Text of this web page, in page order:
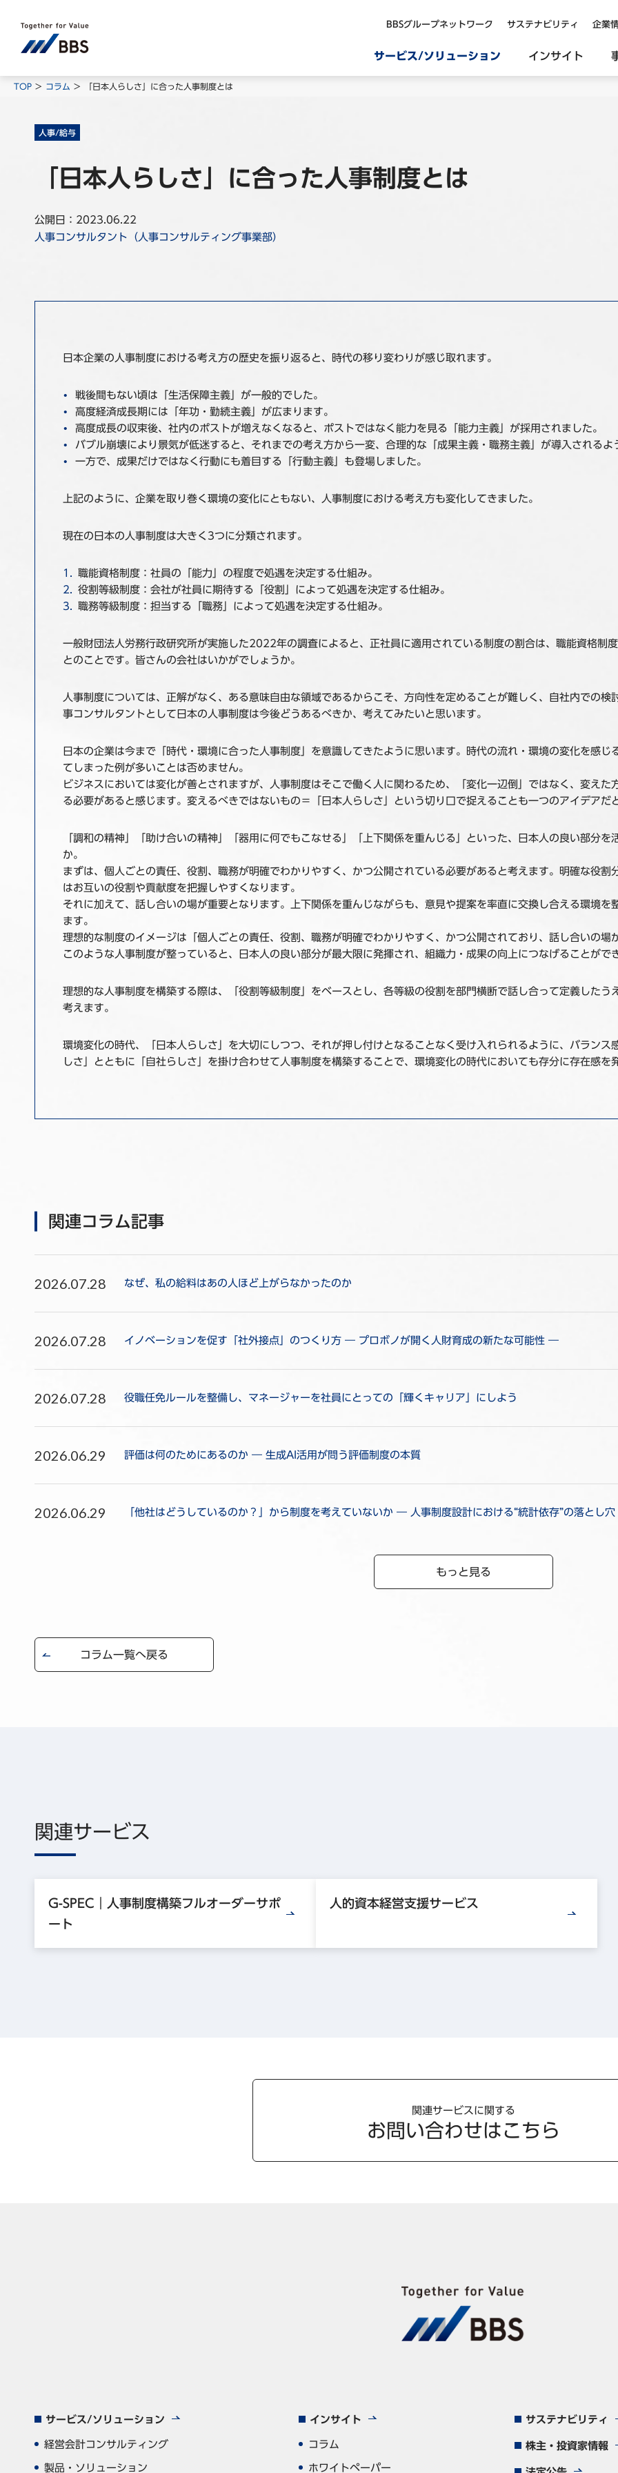
BBSグループネットワーク サステナビリティ 企業
サービス/ソリューション インサイト
TOP コラム 「日本人らしさ」に合った人事制度とは
人事/給与
「日本人らしさ」に合った人事制度とは
公開日：2023.06.22
人事コンサルタント（人事コンサルティング事業部）
日本企業の人事制度における考え方の歴史を振り返ると、時代の移り変わりが感じ取れます。
戦後間もない頃は「生活保障主義」が一般的でした。
高度経済成長期には「年功・勤続主義」が広まります。
高度成長の収束後、社内のポストが増えなくなると、ポストではなく能力を見る「能力主義」が採用されました。
バブル崩壊により景気が低迷すると、それまでの考え方から一変、合理的な「成果主義・職務主義」が導入されるよ
一方で、成果だけではなく行動にも着目する「行動主義」も登場しました。
上記のように、企業を取り巻く環境の変化にともない、人事制度における考え方も変化してきました。
現在の日本の人事制度は大きく3つに分類されます。
職能資格制度：社員の「能力」の程度で処遇を決定する仕組み。
役割等級制度：会社が社員に期待する「役割」によって処遇を決定する仕組み。
職務等級制度：担当する「職務」によって処遇を決定する仕組み。
一般財団法人労務行政研究所が実施した2022年の調査によると、正社員に適用されている制度の割合は、職能資格
とのことです。皆さんの会社はいかがでしょうか。
人事制度については、正解がなく、ある意味自由な領域であるからこそ、方向性を定めることが難しく、自社内での
事コンサルタントとして日本の人事制度は今後どうあるべきか、考えてみたいと思います。
日本の企業は今まで「時代・環境に合った人事制度」を意識してきたように思います。時代の流れ・環境の変化を感
てしまった例が多いことは否めません。
ビジネスにおいては変化が善とされますが、人事制度はそこで働く人に関わるため、「変化一辺倒」ではなく、変え
る必要があると感じます。変えるべきではないもの＝「日本人らしさ」という切り口で捉えることも一つのアイデアだ
「調和の精神」「助け合いの精神」「器用に何でもこなせる」「上下関係を重んじる」といった、日本人の良い部分
か。
まずは、個人ごとの責任、役割、職務が明確でわかりやすく、かつ公開されている必要があると考えます。明確な役
はお互いの役割や貢献度を把握しやすくなります。
それに加えて、話し合いの場が重要となります。上下関係を重んじながらも、意見や提案を率直に交換し合える環境
ます。
理想的な制度のイメージは「個人ごとの責任、役割、職務が明確でわかりやすく、かつ公開されており、話し合いの場
このような人事制度が整っていると、日本人の良い部分が最大限に発揮され、組織力・成果の向上につなげることがで
理想的な人事制度を構築する際は、「役割等級制度」をベースとし、各等級の役割を部門横断で話し合って定義した
考えます。
環境変化の時代、「日本人らしさ」を大切にしつつ、それが押し付けとなることなく受け入れられるように、バラン
しさ」とともに「自社らしさ」を掛け合わせて人事制度を構築することで、環境変化の時代においても存分に存在感を
関連コラム記事
2026.07.28 なぜ、私の給料はあの人ほど上がらなかったのか
2026.07.28 イノベーションを促す「社外接点」のつくり方 ― プロボノが開く人財育成の新たな可能性 ―
2026.07.28 役職任免ルールを整備し、マネージャーを社員にとっての「輝くキャリア」にしよう
2026.06.29 評価は何のためにあるのか ― 生成AI活用が問う評価制度の本質
2026.06.29 「他社はどうしているのか？」から制度を考えていないか ― 人事制度設計における“統計依存”の落とし
もっと見る
コラム一覧へ戻る
関連サービス
G-SPEC｜人事制度構築フルオーダーサポ
ート
人的資本経営支援サービス
関連サービスに関する
お問い合わせはこちら
サービス/ソリューション
経営会計コンサルティング
製品・ソリューション
インサイト
コラム
ホワイトペーパー
サステナビリティ
株主・投資家情報